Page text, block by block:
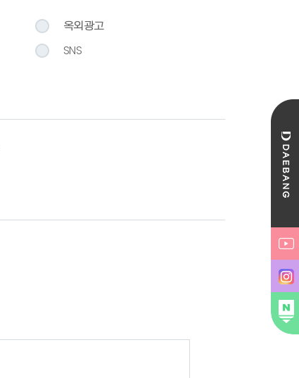
옥외광고
SNS